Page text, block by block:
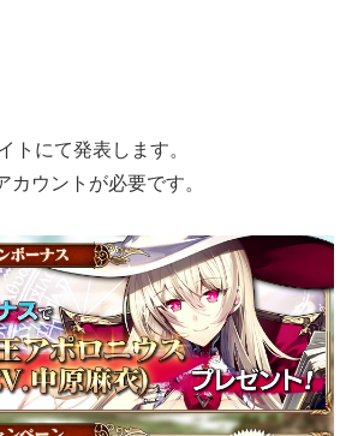
にて発表します。
ウントが必要です。